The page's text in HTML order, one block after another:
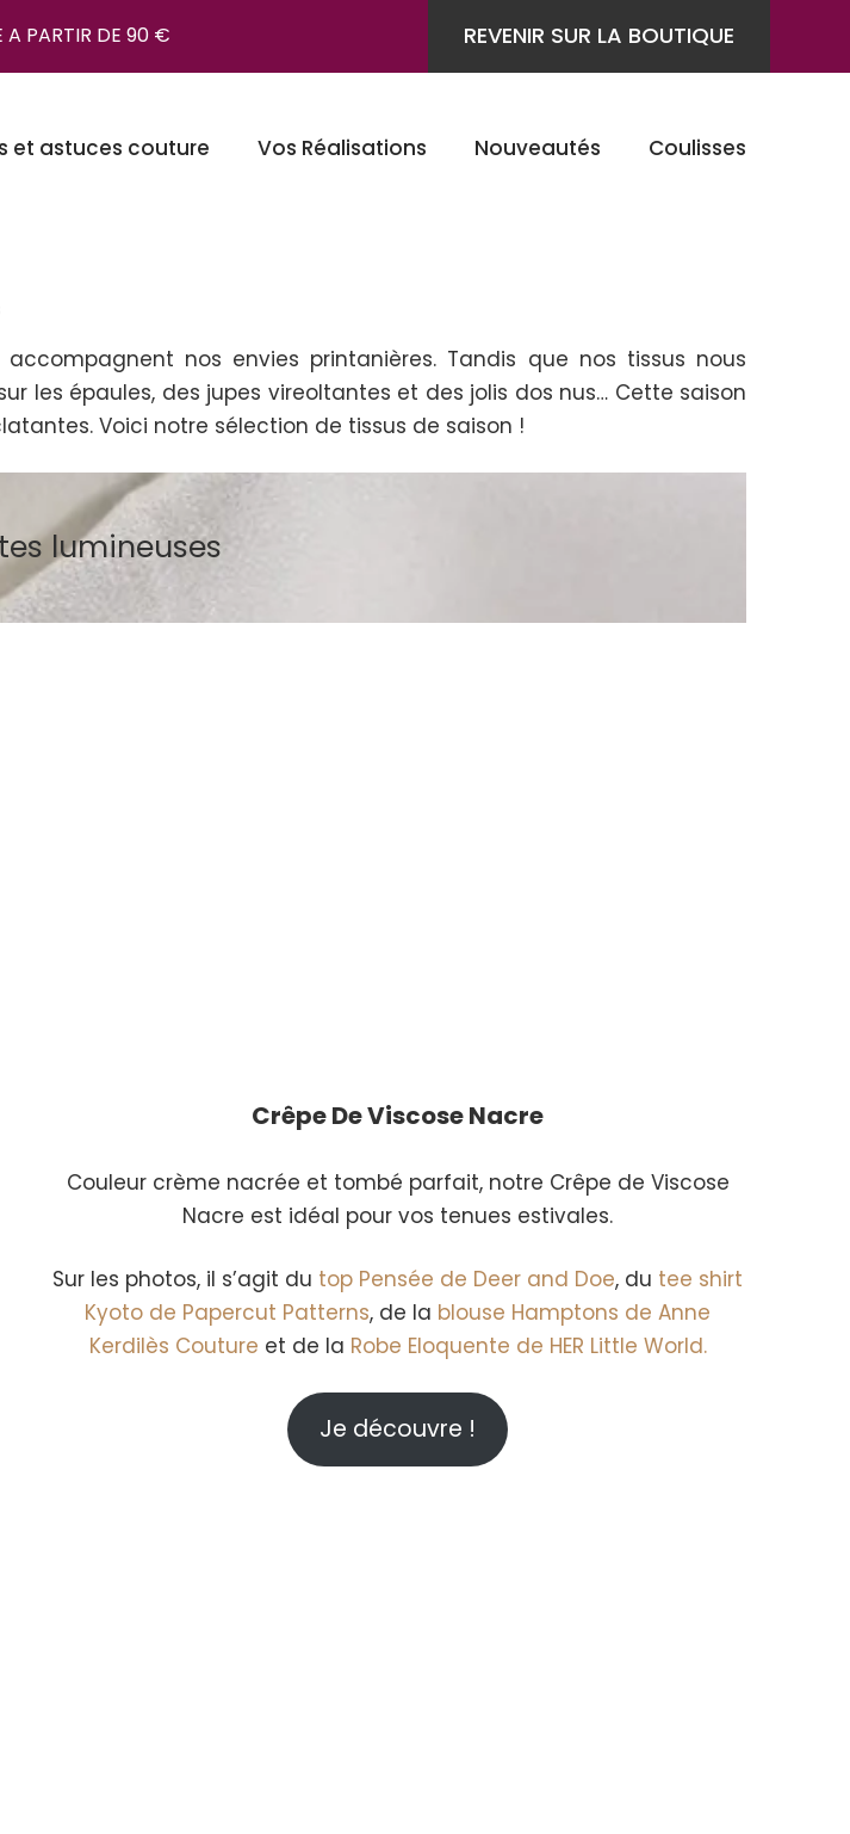
A PARTIR DE 90 € REVENIR SUR LA BOUTIQUE
et astuces couture Vos Réalisations Nouveautés Coulisses
nos envies printanières. Tandis que nos tissus nous
les épaules, des jupes vireoltantes et des jolis dos nus… Cette saison
Voici notre sélection de tissus de saison !
lumineuses
Crêpe De ViscoseNacre
Couleur crème nacrée et tombé parfait, notre Crêpe de Viscose
Nacre est idéal pour vos tenues estivales.
Sur les photos, il s’agit du top Pensée de Deer and Doe, du tee shirt
Kyoto de Papercut Patterns, de la blouse Hamptons de Anne
Kerdilès Couture et de la Robe Eloquente de HER Little World.
Je découvre !